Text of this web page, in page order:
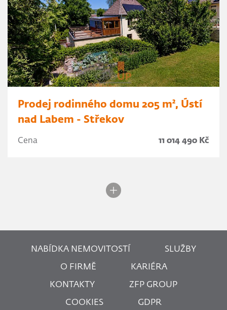
Prodej rodinného domu 205 m², Ústí
nad Labem - Střekov
Cena 11 014 490 Kč
NABÍDKA NEMOVITOSTÍ SLUŽBY
O FIRMĚ KARIÉRA
KONTAKTY ZFP GROUP
COOKIES GDPR